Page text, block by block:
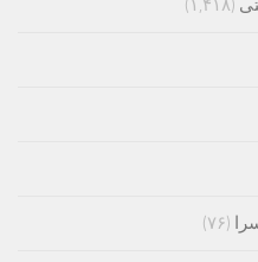
(۱,۴۱۸)
(۷۶)